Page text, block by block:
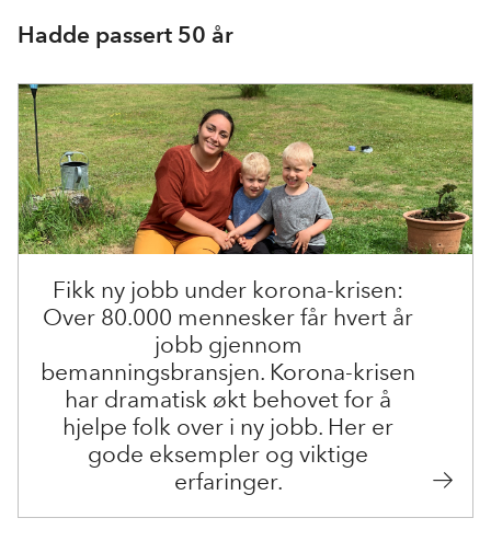
Hadde passert 50 år
Fikk ny jobb under korona-krisen:
Over 80.000 mennesker får hvert år
jobb gjennom
bemanningsbransjen. Korona-krisen
har dramatisk økt behovet for å
hjelpe folk over i ny jobb. Her er
gode eksempler og viktige
erfaringer.